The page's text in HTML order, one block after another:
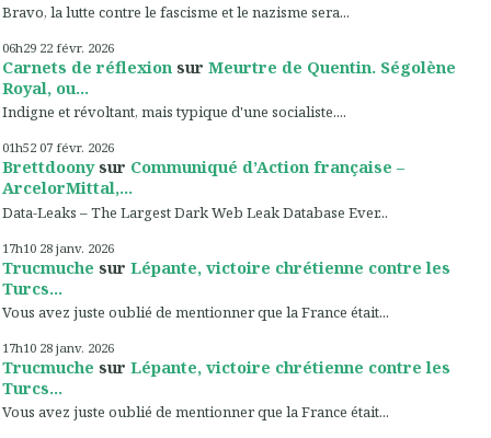
Bravo, la lutte contre le fascisme et le nazisme sera...
06h29 22 févr. 2026
Carnets de réflexion sur Meurtre de Quentin. Ségolène
Royal, ou...
Indigne et révoltant, mais typique d'une socialiste....
01h52 07 févr. 2026
Brettdoonysur Communiqué d’Action française –
ArcelorMittal,...
Data-Leaks – The Largest Dark Web Leak Database Ever...
17h10 28 janv. 2026
Trucmuche sur Lépante, victoire chrétienne contre les
Turcs...
Vous avez juste oublié de mentionner que la France était...
17h10 28 janv. 2026
Trucmuche sur Lépante, victoire chrétienne contre les
Turcs...
Vous avez juste oublié de mentionner que la France était...